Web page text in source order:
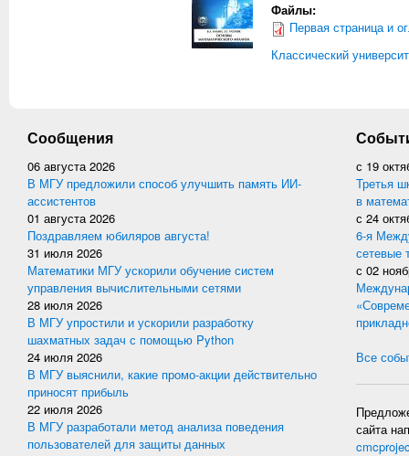
Файлы:
Первая страница и
Классический
Сообщения
06 августа 2026
В МГУ предложили способ улучшить память ИИ-
ассистентов
01 августа 2026
Поздравляем юбиляров августа!
31 июля 2026
Математики МГУ ускорили обучение систем
управления вычислительными сетями
28 июля 2026
В МГУ упростили и ускорили разработку
шахматных задач с помощью Python
24 июля 2026
В МГУ выяснили, какие промо-акции действительно
приносят прибыль
22 июля 2026
В МГУ разработали метод анализа поведения
пользователей для защиты данных
с 19
Третья
в
с 24
6-я
сетевые
с 02
Все
сайта